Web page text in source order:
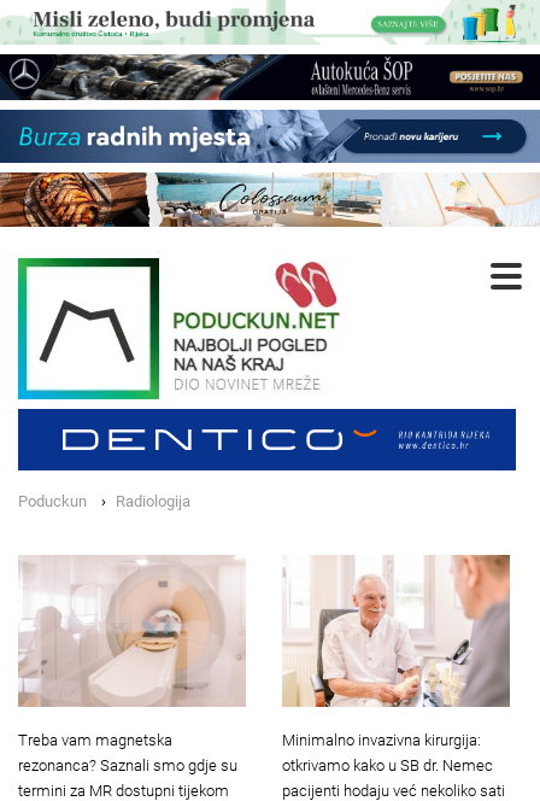
Poduckun Radiologija
Treba vam magnetska
rezonanca? Saznali smo gdje su
termini za MR dostupni tijekom
Minimalno invazivna kirurgija:
otkrivamo kako u SB dr. Nemec
pacijenti hodaju već nekoliko sati